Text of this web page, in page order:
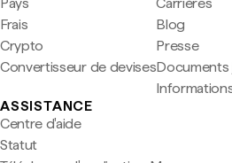
Frais
Crypto
Convertisseur de devises
Blog
Presse
Documents
ASSISTANCE
Centre d'aide
Statut